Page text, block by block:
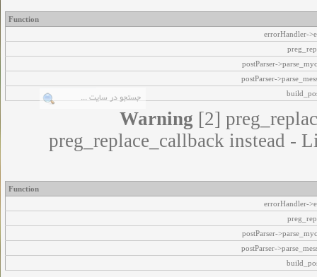
Function
errorHandler-
postParser-
postParser-
Warning [2]
preg_replace_callback instead -
Function
errorHandler-
postParser-
postParser-